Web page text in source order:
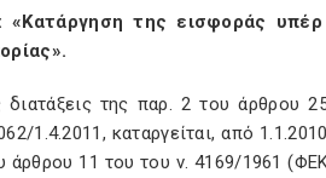
της εισφοράς υπέρ
διατάξεις της παρ. 2 του άρθρου
1.4.2011, καταργείται, από
άρθρου 11 του του ν. 4169/1961